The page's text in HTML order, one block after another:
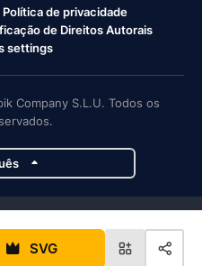
SVG
Política de privacidade
de Direitos Autorais
settings
Company S.L.U. Todos os